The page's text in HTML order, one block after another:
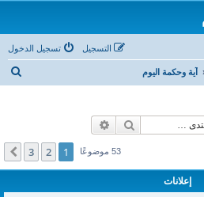
تسجيل الدخول التسجيل
آية وحكمة اليوم
ب
بحث
53 موضوعًا 1
2
3 التالي
إعلانات